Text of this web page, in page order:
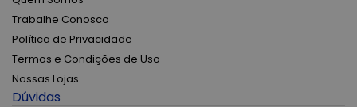
Trabalhe Conosco
Política de Privacidade
Termos e Condições de Uso
Nossas Lojas
Dúvidas